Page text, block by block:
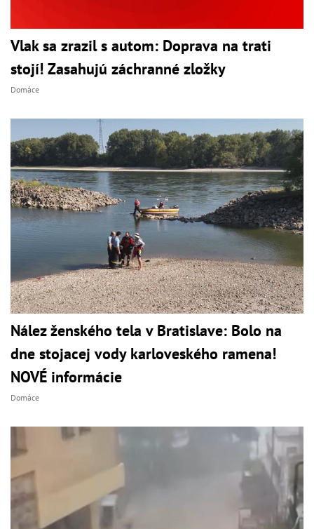
Vlak sa zrazil s autom: Doprava na trati
stojí! Zasahujú záchranné zložky
Domáce
Nález ženského tela v Bratislave: Bolo na
dne stojacej vody karloveského ramena!
NOVÉ informácie
Domáce